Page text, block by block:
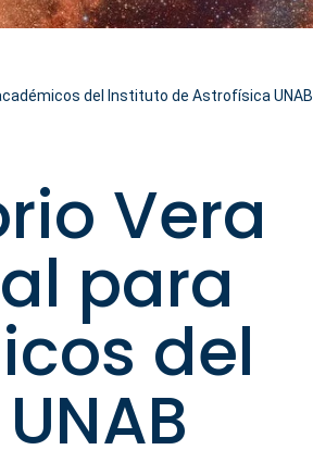
del Instituto de Astrofísica UNAB
Vera
para
del